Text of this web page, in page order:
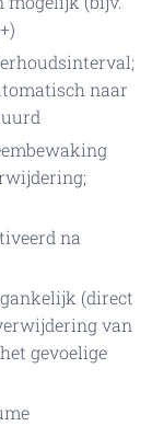
naar
na
(direct
van
gevoelige